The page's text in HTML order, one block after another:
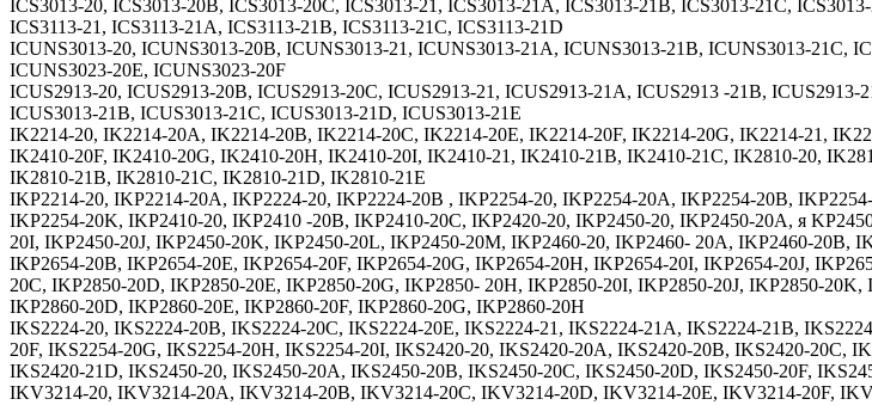
ICS3013-20, ICS3013-20B, ICS3013-20C, ICS3013-21, ICS3013-21A, ICS3013-21B, ICS3013-21C,
ICS3113-21, ICS3113-21A, ICS3113-21B, ICS3113-21C, ICS3113-21D
ICUNS3013-20, ICUNS3013-20B, ICUNS3013-21, ICUNS3013-21A, ICUNS3013-21B, ICUNS3013-21C,
ICUNS3023-20E, ICUNS3023-20F
ICUS2913-20, ICUS2913-20B, ICUS2913-20C, ICUS2913-21, ICUS2913-21A, ICUS2913 -21B,
ICUS3013-21B, ICUS3013-21C, ICUS3013-21D, ICUS3013-21E
IK2214-20, IK2214-20A, IK2214-20B, IK2214-20C, IK2214-20E, IK2214-20F, IK2214-20G, IK2214-21,
IK2410-20F, IK2410-20G, IK2410-20H, IK2410-20I, IK2410-21, IK2410-21B, IK2410-21C, IK2810-20,
IK2810-21B, IK2810-21C, IK2810-21D, IK2810-21E
IKP2214-20, IKP2214-20A, IKP2224-20, IKP2224-20B , IKP2254-20, IKP2254-20A, IKP2254-20B,
IKP2254-20K, IKP2410-20, IKP2410 -20B, IKP2410-20C, IKP2420-20, IKP2450-20, IKP2450-20A, я
20I, IKP2450-20J, IKP2450-20K, IKP2450-20L, IKP2450-20M, IKP2460-20, IKP2460- 20А, IKP2460-20B,
IKP2654-20B, IKP2654-20E, IKP2654-20F, IKP2654-20G, IKP2654-20H, IKP2654-20I, IKP2654-20J,
20C, IKP2850-20D, IKP2850-20E, IKP2850-20G, IKP2850- 20H, IKP2850-20I, IKP2850-20J, IKP2850-
IKP2860-20D, IKP2860-20E, IKP2860-20F, IKP2860-20G, IKP2860-20H
IKS2224-20, IKS2224-20B, IKS2224-20C, IKS2224-20E, IKS2224-21, IKS2224-21A, IKS2224-21B,
20F, IKS2254-20G, IKS2254-20H, IKS2254-20I, IKS2420-20, IKS2420-20A, IKS2420-20B, IKS2420-20C,
IKS2420-21D, IKS2450-20, IKS2450-20A, IKS2450-20B, IKS2450-20C, IKS2450-20D, IKS2450-20F,
IKV3214-20, IKV3214-20A, IKV3214-20B, IKV3214-20C, IKV3214-20D, IKV3214-20E, IKV3214-20F,